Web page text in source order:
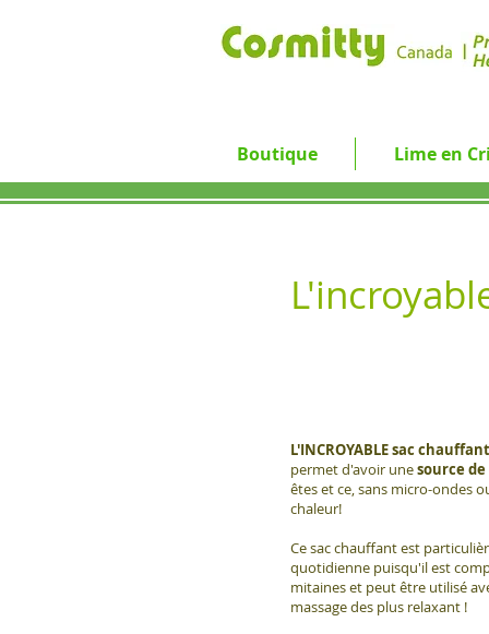
Boutique Lime en
L'INCROYABLE sac chauffant
permet d'avoir unesource
êtes et ce, sans micro-ondes
chaleur!
Ce sac chauffant est
quotidienne puisqu'il est
mitaines et peut être utilisé
massage des plus relaxant !